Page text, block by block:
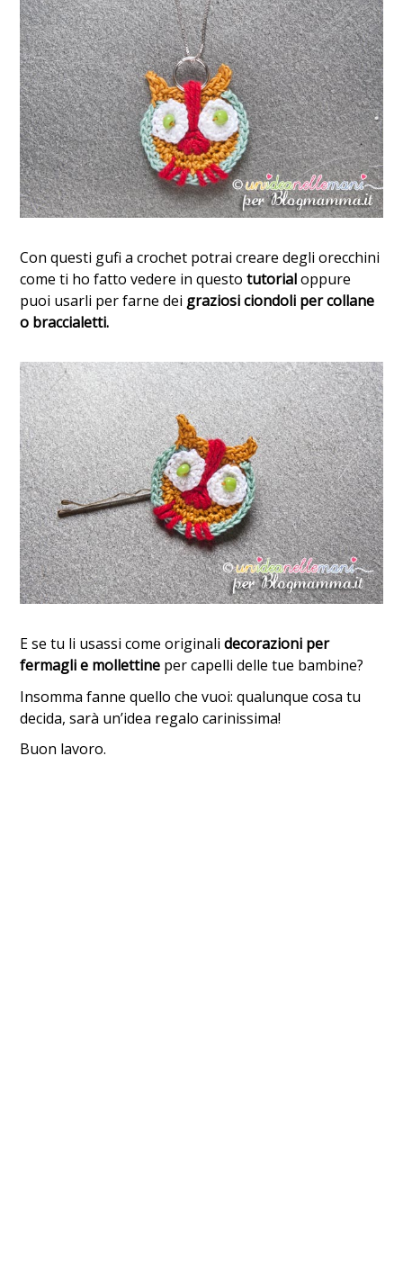
Con questi gufi a crochet potrai creare degli orecchini
come ti ho fatto vedere in questotutorialoppure
puoi usarli per farne dei graziosi ciondoli per collane
o braccialetti.
E se tu li usassi come originalidecorazioni per
fermagli e mollettine per capelli delle tue bambine?
Insomma fanne quello che vuoi: qualunque cosa tu
decida, sarà un’idea regalo carinissima!
Buon lavoro.